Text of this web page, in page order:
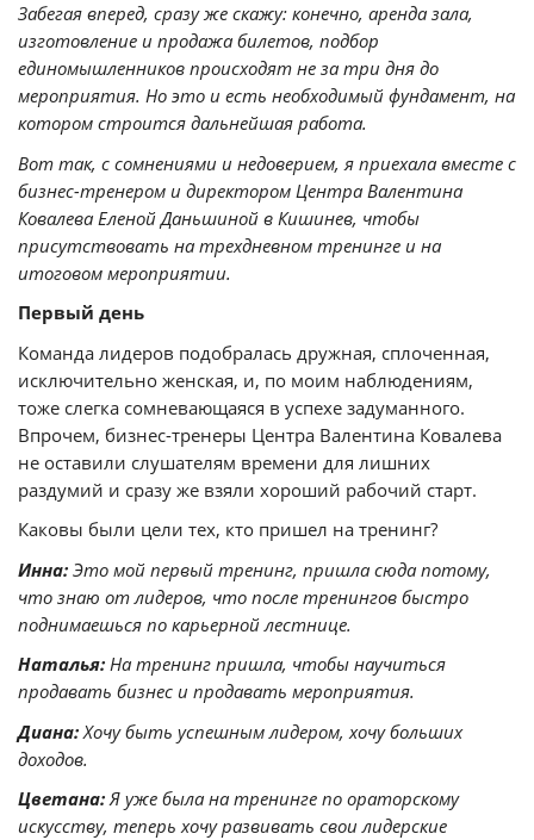
Забегая вперед, сразу же скажу: конечно, аренда зала,
изготовление и продажа билетов, подбор
единомышленников происходят не за три дня до
мероприятия. Но это и есть необходимый фундамент, на
котором строится дальнейшая работа.
Вот так, с сомнениями и недоверием, я приехала вместе с
бизнес-тренером и директором Центра Валентина
Ковалева Еленой Даньшиной в Кишинев, чтобы
присутствовать на трехдневном тренинге и на
итоговом мероприятии.
Первый день
Команда лидеров подобралась дружная, сплоченная,
исключительно женская, и, по моим наблюдениям,
тоже слегка сомневающаяся в успехе задуманного.
Впрочем, бизнес-тренеры Центра Валентина Ковалева
не оставили слушателям времени для лишних
раздумий и сразу же взяли хороший рабочий старт.
Каковы были цели тех, кто пришел на тренинг?
Инна: Это мой первый тренинг, пришла сюда потому,
что знаю от лидеров, что после тренингов быстро
поднимаешься по карьерной лестнице.
Наталья: На тренинг пришла, чтобы научиться
продавать бизнес и продавать мероприятия.
Диана: Хочу быть успешным лидером, хочу больших
доходов.
Цветана:Я уже была на тренинге по ораторскому
искусству, теперь хочу развивать свои лидерские